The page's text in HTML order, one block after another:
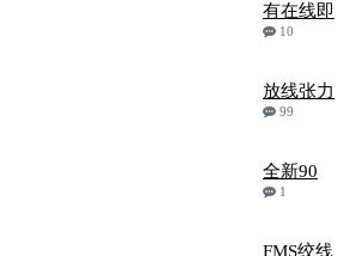
有在线即
10
放线张力
99
全新90
1
FMS绞线